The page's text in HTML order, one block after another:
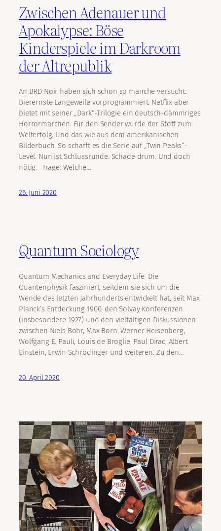
Zwischen Adenauer und
Apokalypse: Böse
Kinderspiele im Darkroom
der Altrepublik
An BRD Noir haben sich schon so manche versucht:
Bierernste Langeweile vorprogrammiert. Netflix aber
bietet mit seiner „Dark“-Trilogie ein deutsch-dämmriges
Horrormärchen. Für den Sender wurde der Stoff zum
Welterfolg. Und das wie aus dem amerikanischen
Bilderbuch. So schafft es die Serie auf „Twin Peaks“-
Level. Nun ist Schlussrunde. Schade drum. Und doch
nötig. Frage: Welche…
26. Juni 2020
Quantum Sociology
Quantum Mechanics and Everyday Life Die
Quantenphysik fasziniert, seitdem sie sich um die
Wende des letzten Jahrhunderts entwickelt hat, seit Max
Planck’s Entdeckung 1900, den Solvay Konferenzen
(insbesondere 1927) und den vielfältigen Diskussionen
zwischen Niels Bohr, Max Born, Werner Heisenberg,
Wolfgang E. Pauli, Louis de Broglie, Paul Dirac, Albert
Einstein, Erwin Schrödinger und weiteren. Zu den…
20. April 2020